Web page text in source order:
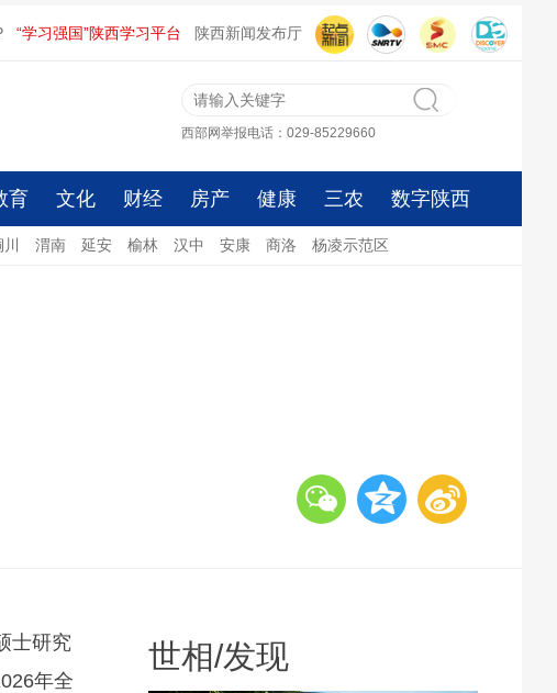
“学习强国”陕西学习平台 陕西新闻发布厅
西部网举报电话：029-85229660
育 文化 财经 房产 健康 三农 数字陕西
渭南 延安 榆林 汉中 安康 商洛 杨凌示范区
士研究
年全
世相/发现